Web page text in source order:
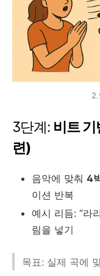
3단계: 비트
련)
음악에 맞춰 4
이션 반복
예시 리듬: “라
림을 넣기
목표: 실제 곡에